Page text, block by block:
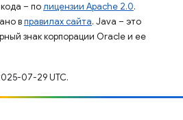
– полицензии Apache 2.0.
вправилах сайта. Java – это
знак корпорации Oracle и ее
07-29 UTC.